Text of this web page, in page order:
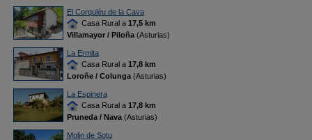
El Corquiéu de la Cava
Casa Rural a 17,5 km
Villamayor / Piloña(Asturias)
La Ermita
Casa Rural a 17,8 km
Loroñe / Colunga(Asturias)
La Espinera
Casa Rural a 17,8 km
Pruneda / Nava(Asturias)
Molin de Sotu